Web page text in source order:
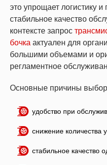
это упрощает логистику
стабильное качество
контексте запрос
бочка актуален для
большими объемами и
регламентное
Основные причины
удобство при
снижение количества
стабильное качество